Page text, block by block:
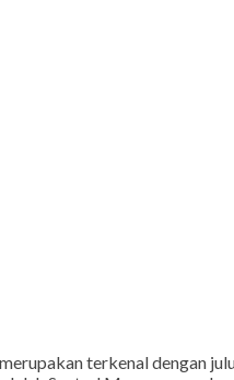
terkenal dengan